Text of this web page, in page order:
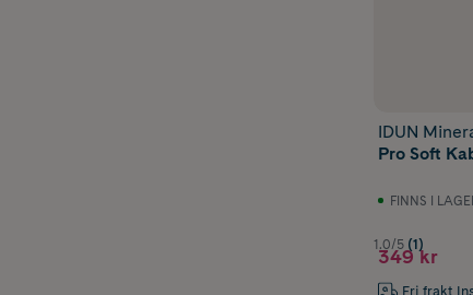
IDUN
Pro Soft
FINNS I
1.0/5 (1)
349 kr
Fri frakt